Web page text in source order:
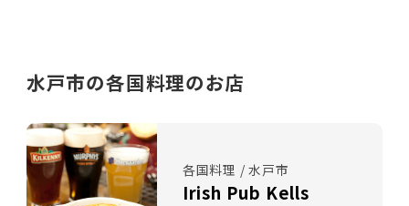
水戸市の各国料理のお店
各国料理 / 水戸市
Irish Pub Kells